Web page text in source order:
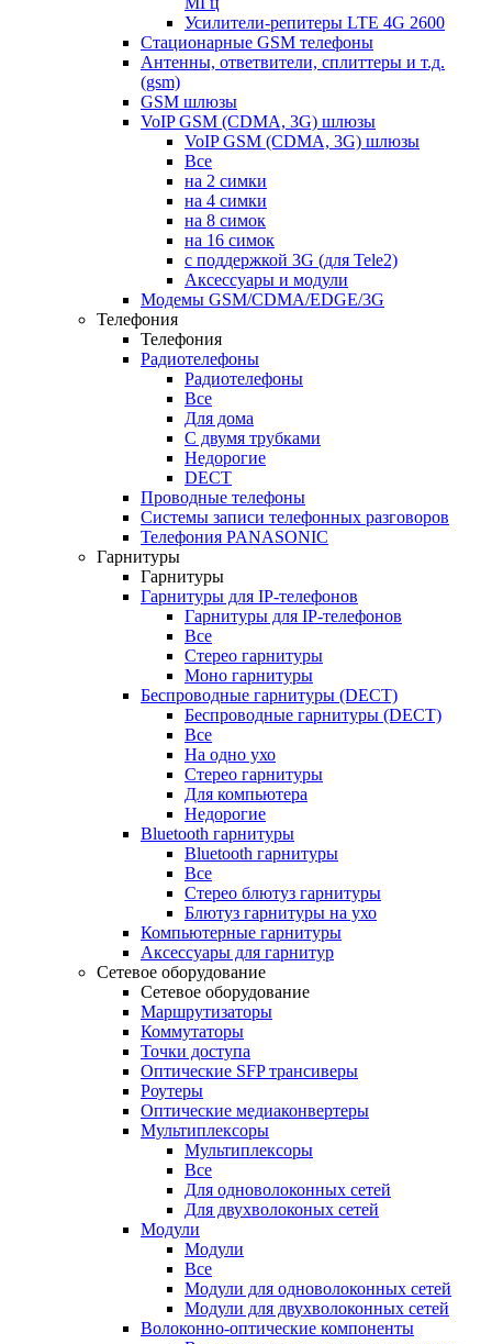
Усилители-репитеры LTE 4G 2600
Стационарные GSM телефоны
Антенны, ответвители, сплиттеры и т.д.
(gsm)
GSM шлюзы
VoIP GSM (CDMA, 3G) шлюзы
VoIP GSM (CDMA, 3G) шлюзы
Все
на 2 симки
на 4 симки
на 8 симок
на 16 симок
с поддержкой 3G (для Tele2)
Аксессуары и модули
Модемы GSM/CDMA/EDGE/3G
Телефония
Телефония
Радиотелефоны
Радиотелефоны
Все
Для дома
С двумя трубками
Недорогие
DECT
Проводные телефоны
Системы записи телефонных разговоров
Телефония PANASONIC
Гарнитуры
Гарнитуры
Гарнитуры для IP-телефонов
Гарнитуры для IP-телефонов
Все
Стерео гарнитуры
Моно гарнитуры
Беспроводные гарнитуры (DECT)
Беспроводные гарнитуры (DECT)
Все
На одно ухо
Стерео гарнитуры
Для компьютера
Недорогие
Bluetooth гарнитуры
Bluetooth гарнитуры
Все
Стерео блютуз гарнитуры
Блютуз гарнитуры на ухо
Компьютерные гарнитуры
Аксессуары для гарнитур
Сетевое оборудование
Сетевое оборудование
Маршрутизаторы
Коммутаторы
Точки доступа
Оптические SFP трансиверы
Роутеры
Оптические медиаконвертеры
Мультиплексоры
Мультиплексоры
Все
Для одноволоконных сетей
Для двухволоконых сетей
Модули
Модули
Все
Модули для одноволоконных сетей
Модули для двухволоконных сетей
Волоконно-оптические компоненты